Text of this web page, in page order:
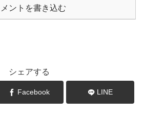
ントを書き込む
シェアする
Facebook LINE